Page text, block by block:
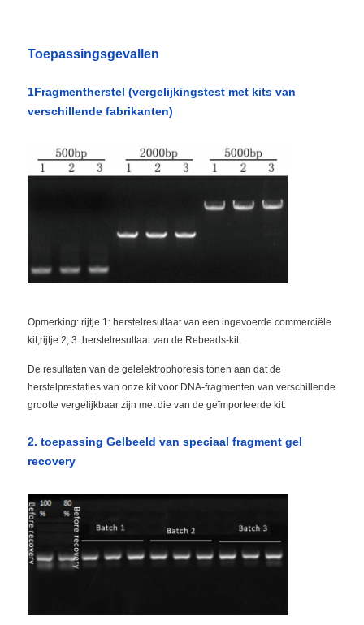
Cell Sorting Magnetische kralen
Magnetische Parels Eiwitreiniging
Oppervlakte-geactiveerde magnetische kralen
Toepassingsgevallen
1Fragmentherstel (vergelijkingstest met kits van
verschillende fabrikanten)
Opmerking: rijtje 1: herstelresultaat van een ingevoerde commerciële
kit;rijtje 2, 3: herstelresultaat van de Rebeads-kit.
De resultaten van de gelelektrophoresis tonen aan dat de
herstelprestaties van onze kit voor DNA-fragmenten van verschillende
grootte vergelijkbaar zijn met die van de geïmporteerde kit.
2. toepassing Gelbeeld van speciaal fragment gel
recovery